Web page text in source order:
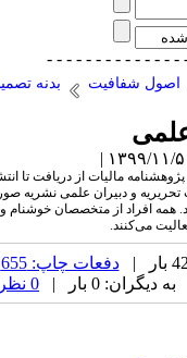
- - - - - - - - - - - - -
شفافیت بدنه
مالیات از دریافت تا
و دبیران علمی نشریه
افراد از متخصصان خوشنام و
می‌کنند.
دفعات چاپ: 655 بار
به دیگران: 0 بار |